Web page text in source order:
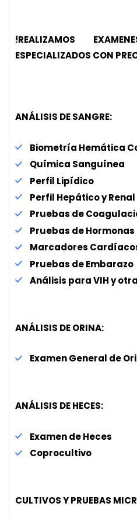
!REALIZAMOS
ESPECIALIZADOS CON
ANÁLISIS DE SANGRE:
Biometría Hemática
Química Sanguínea
Perfil Lipídico
Perfil Hepático y Renal
Pruebas de
Pruebas de Hormonas
Marcadores
Pruebas de Embarazo
Análisis para VIH y
ANÁLISIS DE ORINA:
Examen General de
ANÁLISIS DE HECES:
Examen de Heces
Coprocultivo
CULTIVOS Y PRUEBAS